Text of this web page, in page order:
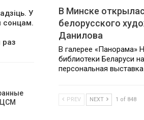
У
сонцам.
раз
В Минске
белорусского
Данилова
В галерее «Панорама»
библиотеки Беларуси
персональная
PREV NEXT 1 of 848